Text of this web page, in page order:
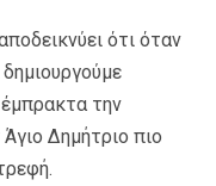
ότι όταν
την
Δημήτριο πιο